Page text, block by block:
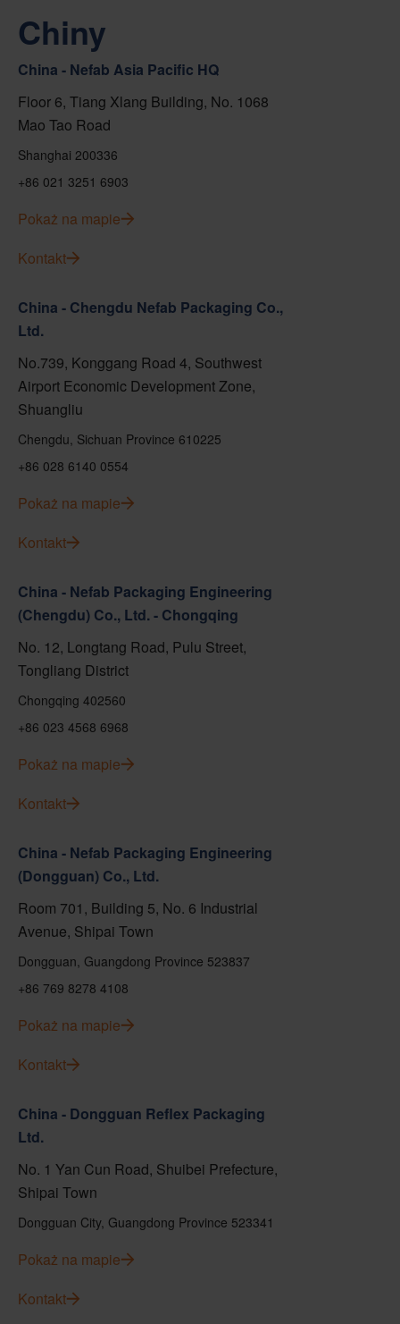
Chiny
China - Nefab Asia Pacific HQ
Floor 6, Tiang Xlang Building, No. 1068
Mao Tao Road
Shanghai 200336
+86 021 3251 6903
Pokaż na mapie
Kontakt
China - Chengdu Nefab Packaging Co.,
Ltd.
No.739, Konggang Road 4, Southwest
Airport Economic Development Zone,
Shuangliu
Chengdu, Sichuan Province 610225
+86 028 6140 0554
Pokaż na mapie
Kontakt
China - Nefab Packaging Engineering
(Chengdu) Co., Ltd. - Chongqing
No. 12, Longtang Road, Pulu Street,
Tongliang District
Chongqing 402560
+86 023 4568 6968
Pokaż na mapie
Kontakt
China - Nefab Packaging Engineering
(Dongguan) Co., Ltd.
Room 701, Building 5, No. 6 Industrial
Avenue, Shipai Town
Dongguan, Guangdong Province 523837
+86 769 8278 4108
Pokaż na mapie
Kontakt
China - Dongguan Reflex Packaging
Ltd.
No. 1 Yan Cun Road, Shuibei Prefecture,
Shipai Town
Dongguan City, Guangdong Province 523341
Pokaż na mapie
Kontakt